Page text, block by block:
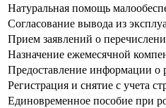
Натуральная помощь
Согласование вывода из
Прием заявлений о
Назначение ежемесячной
Предоставление информации о
Регистрация и снятие с учета
Единовременное пособие при